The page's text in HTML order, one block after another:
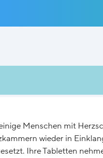
Menschen mit
wieder in
Ihre Tabletten